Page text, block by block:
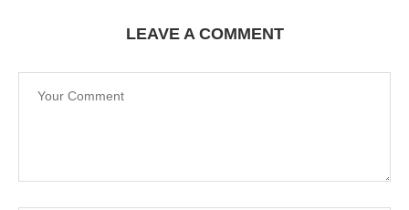
LEAVE A COMMENT